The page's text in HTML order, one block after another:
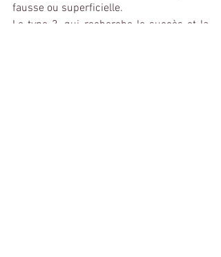
fausse ou superficielle.
Le type 3, qui recherche le succès et la